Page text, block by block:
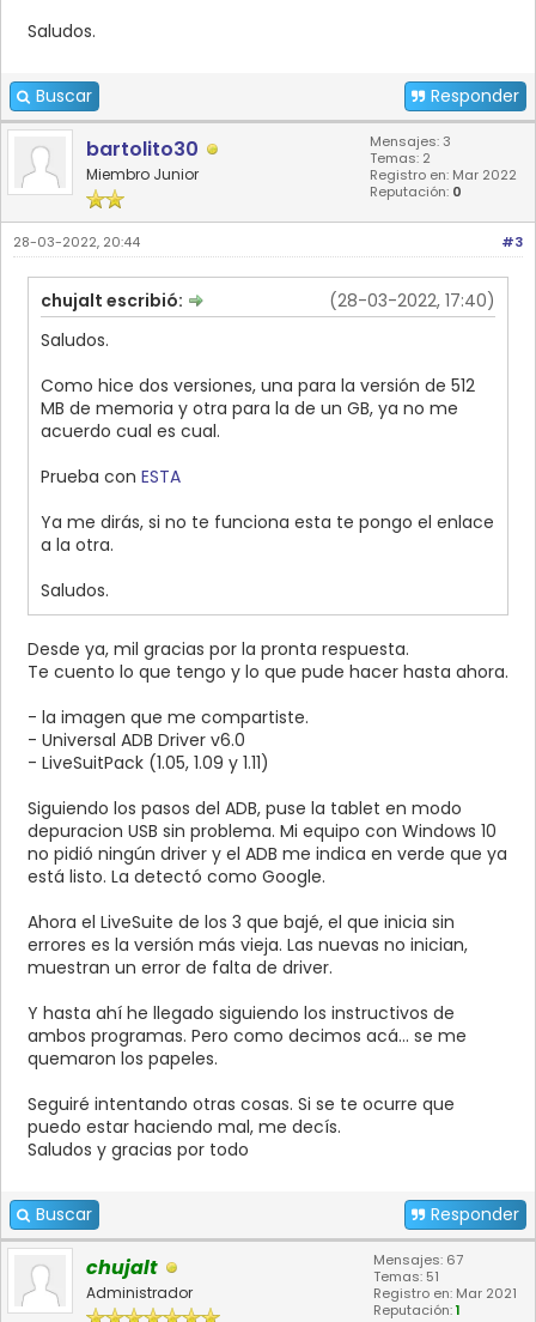
Saludos.
Buscar Responder
bartolito30
Miembro Junior
Mensajes: 3
Temas: 2
Registro en: Mar 2022
Reputación: 0
#3
28-03-2022, 20:44
(28-03-2022, 17:40)
chujalt escribió:
Saludos.
Como hice dos versiones, una para la versión de 512
MB de memoria y otra para la de un GB, ya no me
acuerdo cual es cual.
Prueba con ESTA
Ya me dirás, si no te funciona esta te pongo el enlace
a la otra.
Saludos.
Desde ya, mil gracias por la pronta respuesta.
Te cuento lo que tengo y lo que pude hacer hasta ahora.
- la imagen que me compartiste.
- Universal ADB Driver v6.0
- LiveSuitPack (1.05, 1.09 y 1.11)
Siguiendo los pasos del ADB, puse la tablet en modo
depuracion USB sin problema. Mi equipo con Windows 10
no pidió ningún driver y el ADB me indica en verde que ya
está listo. La detectó como Google.
Ahora el LiveSuite de los 3 que bajé, el que inicia sin
errores es la versión más vieja. Las nuevas no inician,
muestran un error de falta de driver.
Y hasta ahí he llegado siguiendo los instructivos de
ambos programas. Pero como decimos acá... se me
quemaron los papeles.
Seguiré intentando otras cosas. Si se te ocurre que
puedo estar haciendo mal, me decís.
Saludos y gracias por todo
Buscar Responder
chujalt
Administrador
Mensajes: 67
Temas: 51
Registro en: Mar 2021
Reputación:1